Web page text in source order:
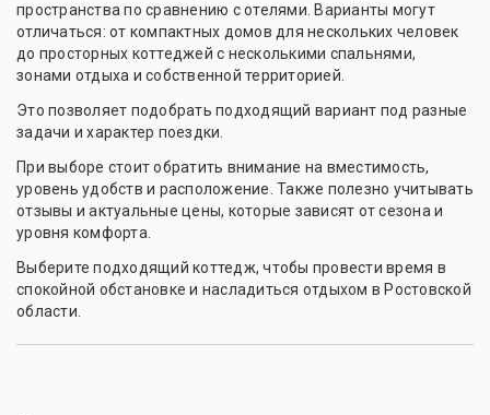
пространства по сравнению с отелями. Варианты могут
отличаться: от компактных домов для нескольких человек
до просторных коттеджей с несколькими спальнями,
зонами отдыха и собственной территорией.
Это позволяет подобрать подходящий вариант под разные
задачи и характер поездки.
При выборе стоит обратить внимание на вместимость,
уровень удобств и расположение. Также полезно учитывать
отзывы и актуальные цены, которые зависят от сезона и
уровня комфорта.
Выберите подходящий коттедж, чтобы провести время в
спокойной обстановке и насладиться отдыхом в Ростовской
области.